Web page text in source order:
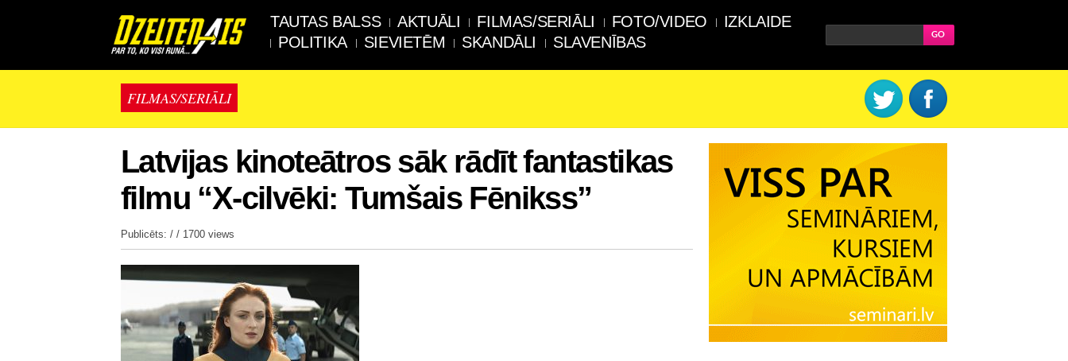
TAUTAS BALSS AKTUĀLI FILMAS/SERIĀLI FOTO/VIDEO
IZKLAIDE
POLITIKA
SIEVIETĒM SKANDĀLI SLAVENĪBAS
FILMAS/SERIĀLI
Latvijas kinoteātros sāk rādīt fantastikas
filmu “X-cilvēki: Tumšais Fēnikss”
Publicēts: / / 1700 views